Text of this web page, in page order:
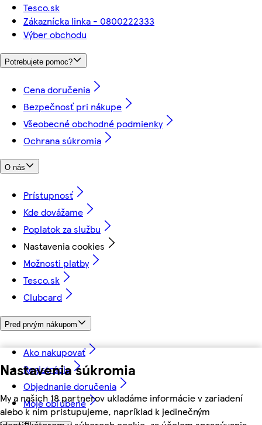
Nastavenia súkromia
My a našich 18 partnerov ukladáme informácie v zariadení
alebo k nim pristupujeme, napríklad k jedinečným
Tesco.sk
Zákaznícka linka - 0800222333
Výber obchodu
Potrebujete pomoc?
Cena doručenia
Bezpečnosť pri nákupe
Všeobecné obchodné podmienky
Ochrana súkromia
O nás
Prístupnosť
Kde dovážame
Poplatok za službu
Nastavenia cookies
Možnosti platby
Tesco.sk
Clubcard
Pred prvým nákupom
Ako nakupovať
Registrácia
Objednanie doručenia
Moje obľúbené